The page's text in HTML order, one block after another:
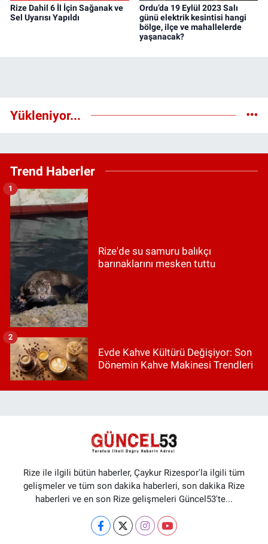
Rize Dahil 6 İl İçin Sağanak ve
Sel Uyarısı Yapıldı
Ordu’da 19 Eylül 2023 Salı
günü elektrik kesintisi hangi
bölge, ilçe ve mahallelerde
yaşanacak?
Yükleniyor...
Trend Haberler
Rize'de su samuru balıkçı
barınaklarını mesken tuttu
1
Evde Kahve Kültürü Değişiyor: Son
Dönemin Kahve Makinesi Trendleri
2
Rize ile ilgili bütün haberler, Çaykur Rizespor'la ilgili tüm
gelişmeler ve tüm son dakika haberleri, son dakika Rize
haberleri ve en son Rize gelişmeleri Güncel53'te...